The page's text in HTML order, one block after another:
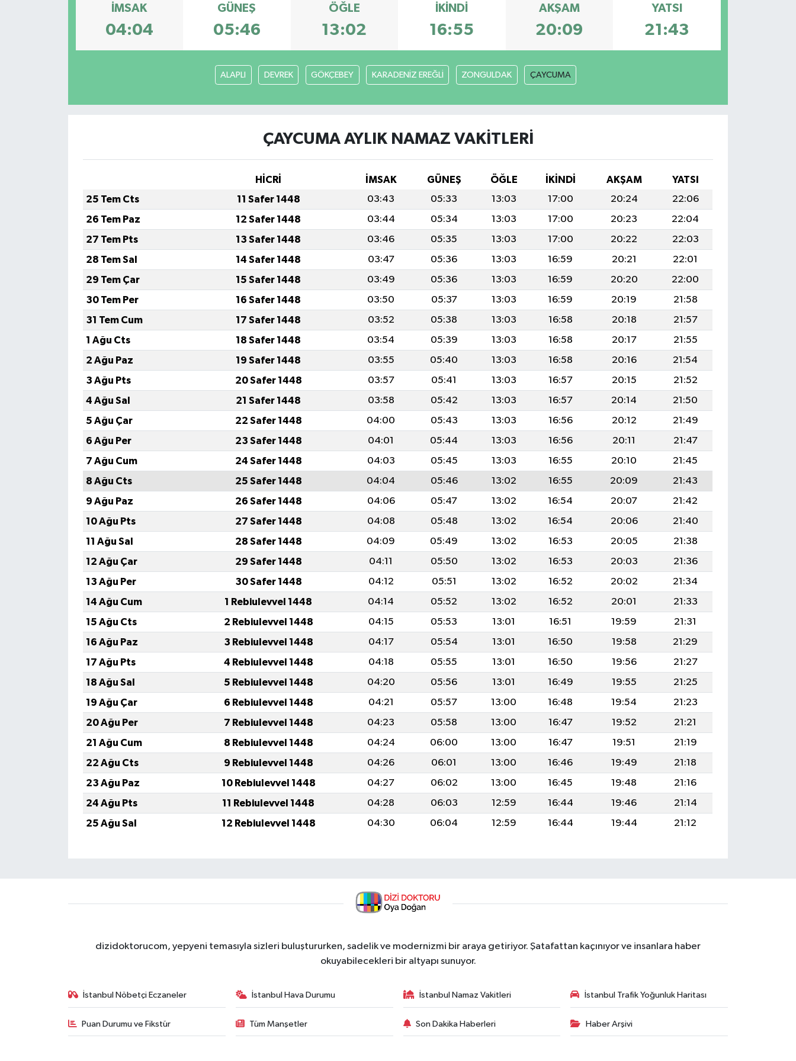
İMSAK
04:04
GÜNEŞ
05:46
ÖĞLE
13:02
İKINDI
16:55
AKŞAM
20:09
YATSI
21:43
ALAPLI DEVREK GÖKÇEBEY KARADENİZ EREĞLİ ZONGULDAK ÇAYCUMA
ÇAYCUMA AYLIK NAMAZ VAKITLERI
HİCRİ İMSAK GÜNEŞ ÖĞLE İKINDI AKŞAM
YATSI
25 Tem Cts
11 Safer 1448 03:43 05:33 13:03 17:00 20:24
22:06
26 Tem Paz
12 Safer 1448 03:44 05:34 13:03 17:00 20:23
22:04
27 Tem Pts
13 Safer 1448 03:46 05:35 13:03 17:00 20:22
22:03
28 Tem Sal
14 Safer 1448 03:47 05:36 13:03 16:59 20:21
22:01
29 Tem Çar
15 Safer 1448 03:49 05:36 13:03 16:59 20:20
22:00
30 Tem Per
16 Safer 1448 03:50 05:37 13:03 16:59 20:19
21:58
31 Tem Cum
17 Safer 1448 03:52 05:38 13:03 16:58 20:18
21:57
1 Ağu Cts
18 Safer 1448 03:54 05:39 13:03 16:58 20:17
21:55
2 Ağu Paz
19 Safer 1448 03:55 05:40 13:03 16:58 20:16
21:54
3 Ağu Pts
20 Safer 1448 03:57 05:41 13:03 16:57 20:15
21:52
4 Ağu Sal
21 Safer 1448 03:58 05:42 13:03 16:57 20:14
21:50
5 Ağu Çar
22 Safer 1448 04:00 05:43 13:03 16:56 20:12
21:49
6 Ağu Per
23 Safer 1448 04:01 05:44 13:03 16:56 20:11
21:47
7 Ağu Cum
24 Safer 1448 04:03 05:45 13:03 16:55 20:10
21:45
8 Ağu Cts
25 Safer 1448 04:04 05:46 13:02 16:55 20:09
21:43
9 Ağu Paz
26 Safer 1448 04:06 05:47 13:02 16:54 20:07
21:42
10 Ağu Pts
27 Safer 1448 04:08 05:48 13:02 16:54 20:06
21:40
11 Ağu Sal
28 Safer 1448 04:09 05:49 13:02 16:53 20:05
21:38
12 Ağu Çar
29 Safer 1448 04:11 05:50 13:02 16:53 20:03
21:36
13 Ağu Per
30 Safer 1448 04:12 05:51 13:02 16:52 20:02
21:34
14 Ağu Cum
1 Rebiulevvel 1448 04:14 05:52 13:02 16:52 20:01
21:33
15 Ağu Cts
2 Rebiulevvel 1448 04:15 05:53 13:01 16:51 19:59
21:31
16 Ağu Paz
3 Rebiulevvel 1448 04:17 05:54 13:01 16:50 19:58
21:29
17 Ağu Pts
4 Rebiulevvel 1448 04:18 05:55 13:01 16:50 19:56
21:27
18 Ağu Sal
5 Rebiulevvel 1448 04:20 05:56 13:01 16:49 19:55
21:25
19 Ağu Çar
6 Rebiulevvel 1448 04:21 05:57 13:00 16:48 19:54
21:23
20 Ağu Per
7 Rebiulevvel 1448 04:23 05:58 13:00 16:47 19:52
21:21
21 Ağu Cum
8 Rebiulevvel 1448 04:24 06:00 13:00 16:47 19:51
21:19
22 Ağu Cts
9 Rebiulevvel 1448 04:26 06:01 13:00 16:46 19:49
21:18
23 Ağu Paz
10 Rebiulevvel 1448 04:27 06:02 13:00 16:45 19:48
21:16
24 Ağu Pts
11 Rebiulevvel 1448 04:28 06:03 12:59 16:44 19:46
21:14
25 Ağu Sal
12 Rebiulevvel 1448 04:30 06:04 12:59 16:44 19:44 21:12
dizidoktorucom, yepyeni temasıyla sizleri buluştururken, sadelik ve modernizmi bir araya getiriyor. Şatafattan kaçınıyor ve insanlara haber
okuyabilecekleri bir altyapı sunuyor.
İstanbul Nöbetçi Eczaneler İstanbul Hava Durumu İstanbul Namaz Vakitleri İstanbul Trafik Yoğunluk Haritası
Puan Durumu ve Fikstür Tüm Manşetler Son Dakika Haberleri Haber Arşivi